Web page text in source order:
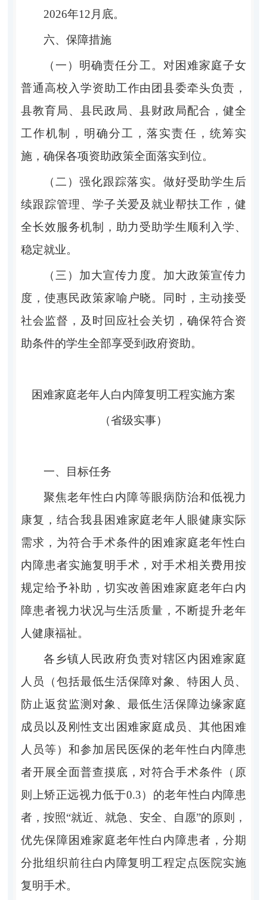
2026年12 月底。
六、保障措施
（一）明确责任分工。 对困难家庭子女
普通高校入学资助工作由团县委牵头负责，
县教育局、 县民政局、县财政局配合，健全
工作机制，明确分工，落实责任，统筹实
施，确保各项资助政策全面落实到位。
（二）强化跟踪落实。 做好受助学生后
续跟踪管理、学子关爱及就业帮扶工作，健
全长效服务机制，助力受助学生顺利入学、
稳定就业。
（三）加大宣传力度。 加大政策宣传力
度，使惠民政策家喻 户晓。同时，主动接受
社会监督，及时回应社会关切，确保符合资
助条件的学生全部享受到政府资助。
困难家庭老年人白内障复明工程实施方案
（省级实事）
一、目标任务
聚焦老年性白内障等眼病防治和低视力
康复， 结合我县困难家庭老年人眼健康实际
需求， 为符合手术条件的困难家庭老年性白
内障患者实施复明手术， 对手术相关费用按
规定给予补助，切实改善困难家庭老年白内
障患者视力状况与生活质量，不断提升老年
人健康福祉。
各乡镇人民政府负责对辖区内困难家庭
人员（包括最低生活保障对象、特困人员、
防止返贫监测对象、最低生活保障边缘家庭
成员以及刚性支出困难家庭成员、其他困难
人员等） 和参加 居民医保的老年性白内障患
者开展全面普查摸底 ， 对符合手术条件 （原
则上矫正远视力低于0.3） 的老年性白内障患
者 ，按照“就近、就急、安全、自愿”的原则
，
优先保障困难家庭老年性白内障患者，分期
分批组织前往白内障复明工程定点医院实施
复明手术。